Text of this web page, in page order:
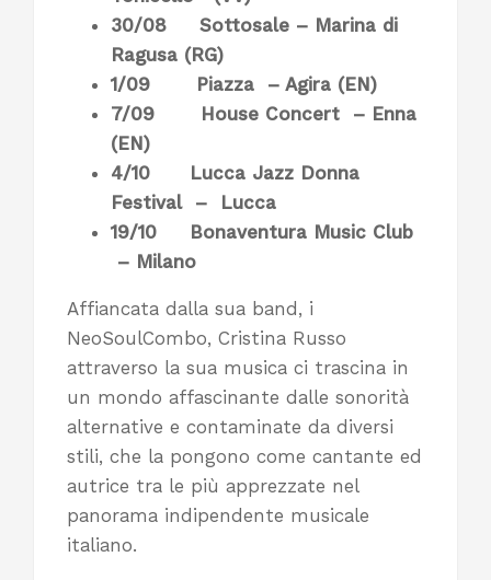
30/08 Sottosale – Marina di
Ragusa (RG)
1/09 Piazza – Agira (EN)
7/09 House Concert – Enna
(EN)
4/10 Lucca Jazz Donna
Festival – Lucca
19/10 Bonaventura Music Club
– Milano
Affiancata dalla sua band, i
NeoSoulCombo, Cristina Russo
attraverso la sua musica ci trascina in
un mondo affascinante dalle sonorità
alternative e contaminate da diversi
stili, che la pongono come cantante ed
autrice tra le più apprezzate nel
panorama indipendente musicale
italiano.